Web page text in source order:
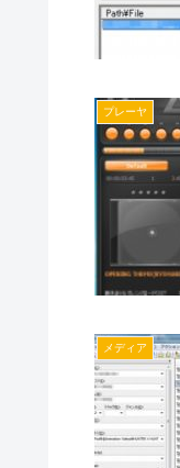
プレーヤ
メディア